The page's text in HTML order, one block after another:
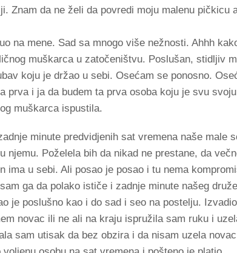
Znam da ne želi da povredi moju malenu pičkicu
na mene. Sad sa mnogo više nežnosti. Ahhh
muškarca u zatočeništvu. Poslušan, stidljiv
koju je držao u sebi. Osećam se ponosno.
prva i ja da budem ta prva osoba koju je svu
muškarca ispustila.
minute predvidjenih sat vremena naše male
njemu. Poželela bih da nikad ne prestane, da
ima u sebi. Ali posao je posao i tu nema
ga da polako ističe i zadnje minute našeg
je poslušno kao i do sad i seo na postelju.
novac ili ne ali na kraju ispružila sam ruku i
sam utisak da bez obzira i da nisam uzela